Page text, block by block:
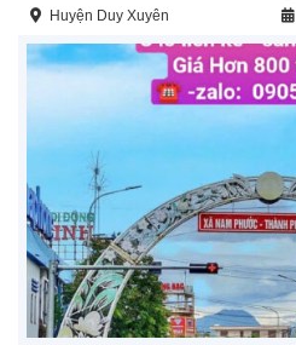
Huyện Duy Xuyên